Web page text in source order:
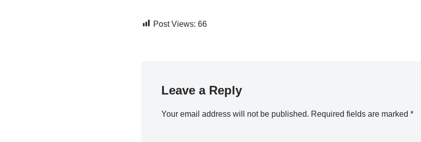
Post Views: 66
Leave a Reply
Your email address will not be published. Required fields are marked *